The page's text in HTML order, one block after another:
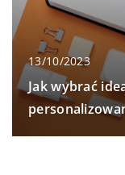
13/10/2023
Jak wybrać